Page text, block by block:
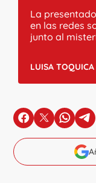
La
en las redes
junto al
LUISA TOQUICA
en Facebook
en Xen